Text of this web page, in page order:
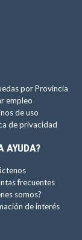
por Provincia
empleo
de uso
de privacidad
AYUDA?
frecuentes
somos?
de interés